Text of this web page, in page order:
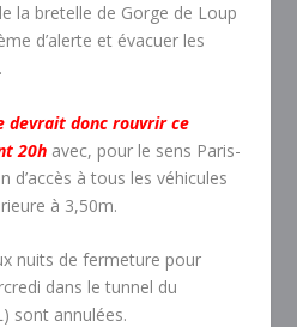
la bretelle de Gorge de Loup
d’alerte et évacuer les
devrait donc rouvrir ce
20havec, pour le sens Paris-
d’accès à tous les véhicules
à 3,50m.
nuits de fermeture pour
dans le tunnel du
sont annulées.